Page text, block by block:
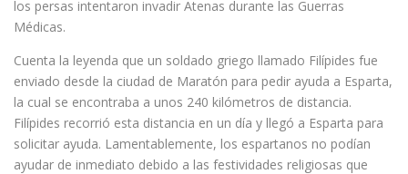
los persas intentaron invadir Atenas durante las Guerras
Médicas.
Cuenta la leyenda que un soldado griego llamado Filípides fue
enviado desde la ciudad de Maratón para pedir ayuda a Esparta,
la cual se encontraba a unos 240 kilómetros de distancia.
Filípides recorrió esta distancia en un día y llegó a Esparta para
solicitar ayuda. Lamentablemente, los espartanos no podían
ayudar de inmediato debido a las festividades religiosas que